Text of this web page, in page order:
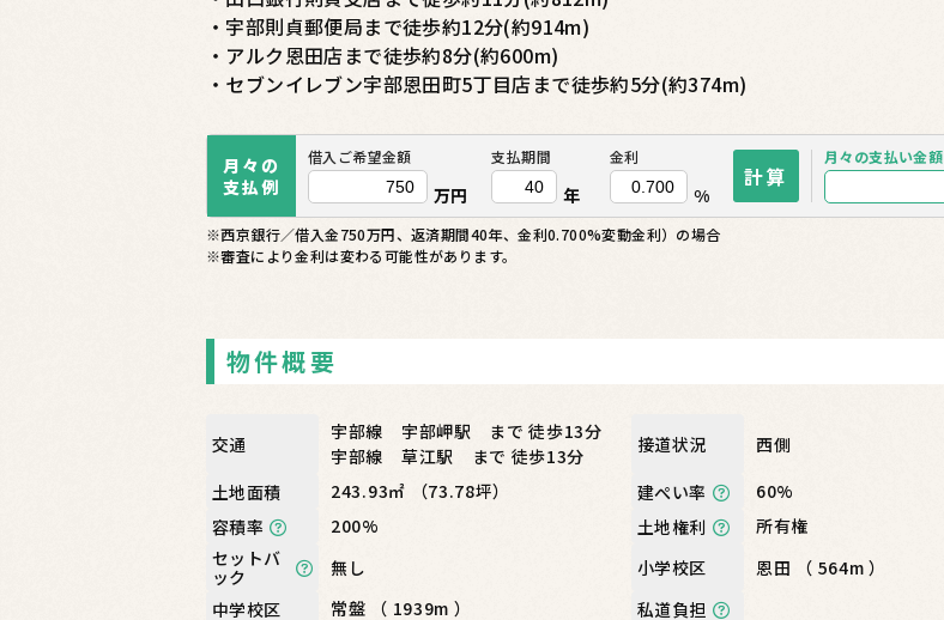
・宇部則貞郵便局まで徒歩約12分(約914m)
・アルク恩田店まで徒歩約8分(約600m)
・セブンイレブン宇部恩田町5丁目店まで徒歩約5分(約374m)
月々の
支払例
借入ご希望金額
万円
支払期間
年
金利
%
計算
月々の支払い金額
※西京銀行／借入金750万円、返済期間40年、金利0.700%変動金利）の場合
※審査により金利は変わる可能性があります。
物件概要
交通
宇部線 宇部岬駅 まで 徒歩13分
宇部線 草江駅 まで 徒歩13分
接道状況
西側
土地面積
243.93㎡ （73.78坪） 建ぺい率
60%
容積率
200% 土地権利
所有権
セットバ
ック
無し 小学校区
恩田 （ 564m ）
中学校区
常盤 （ 1939m ）
私道負担